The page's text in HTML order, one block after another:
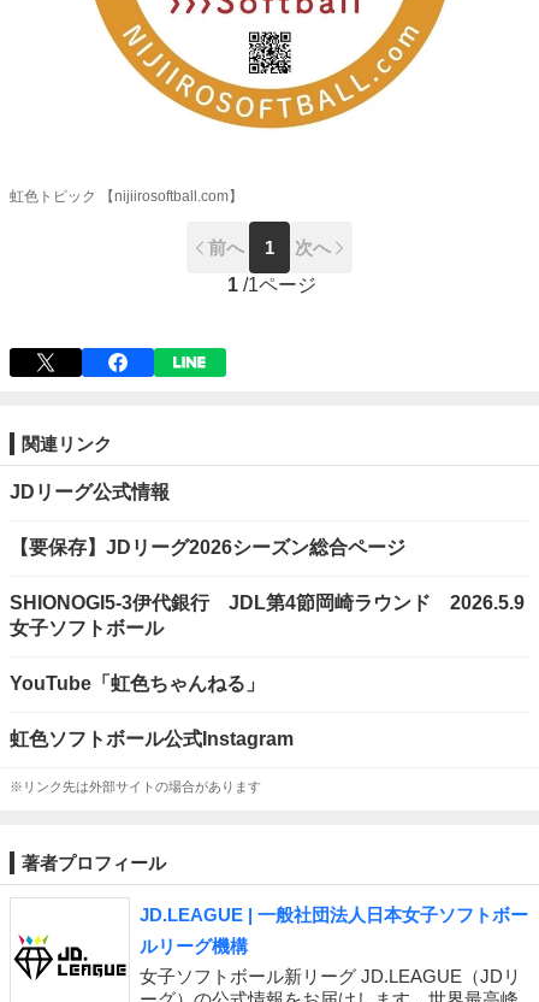
虹色トピック 【nijiirosoftball.com】
前へ 1
次へ
1 /1ページ
関連リンク
JDリーグ公式情報
【要保存】JDリーグ2026シーズン総合ページ
SHIONOGI5-3伊代銀行 JDL第4節岡崎ラウンド 2026.5.9
女子ソフトボール
YouTube「虹色ちゃんねる」
虹色ソフトボール公式Instagram
※リンク先は外部サイトの場合があります
著者プロフィール
JD.LEAGUE | 一般社団法人日本女子ソフトボー
ルリーグ機構
女子ソフトボール新リーグ JD.LEAGUE（JDリ